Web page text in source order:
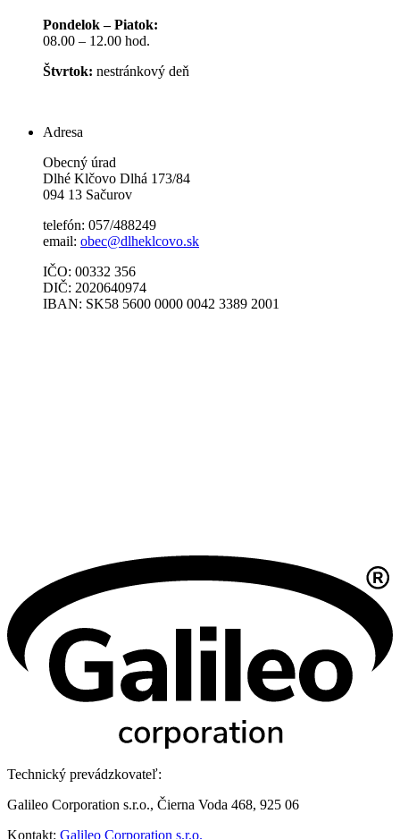
Pondelok – Piatok:
08.00 – 12.00 hod.
Štvrtok: nestránkový deň
Adresa
Obecný úrad
Dlhé Klčovo Dlhá 173/84
094 13 Sačurov
telefón: 057/488249
email: obec@dlheklcovo.sk
IČO: 00332 356
DIČ: 2020640974
IBAN: SK58 5600 0000 0042 3389 2001
Technický prevádzkovateľ:
Galileo Corporation s.r.o., Čierna Voda 468, 925 06
Kontakt: Galileo Corporation s.r.o.